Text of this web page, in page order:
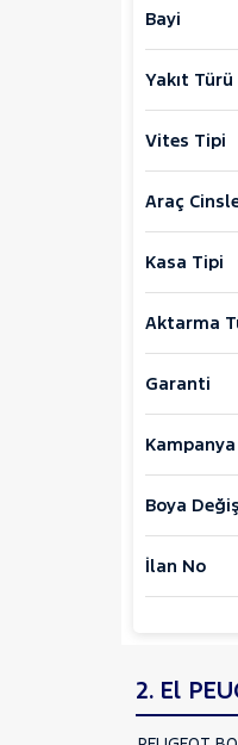
ISUZU
Iveco
KIA
LANCIA
MAN
MINI
NISSAN
OPEL
3008
Bayi
Yakıt Türü
Vites Tipi
Araç
Kasa Tipi
Aktarma
Garanti
Boya
İlan No
2. El